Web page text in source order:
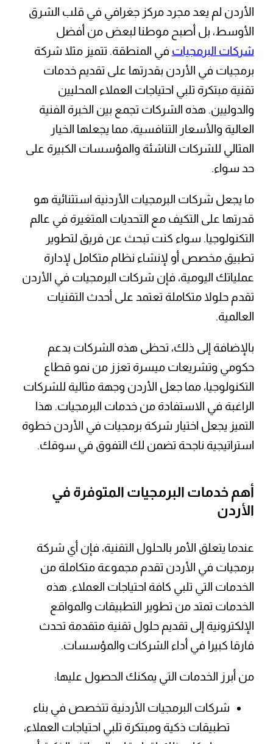
الأردن لم يعد مجرد مركز جغرافي في قلب الشرق
الأوسط، بل أصبح موطنا لبعض من أفضل
شركات البرمجيات في المنطقة. تتميز مثلا شركة
برمجيات في الأردن بقدرتها على تقديم خدمات
تقنية مبتكرة تلبي احتياجات العملاء المحليين
والدوليين. هذه الشركات تجمع بين الخبرة الفنية
العالية والأسعار التنافسية، مما يجعلها الخيار
المثالي للشركات الناشئة والمؤسسات الكبيرة على
حد سواء.
ما يجعل شركات البرمجيات الأردنية استثنائية هو
قدرتها على التكيف مع التحديات المتغيرة في عالم
التكنولوجيا. سواء كنت تبحث عن فريق لتطوير
تطبيق مخصص أو لإنشاء نظام متكامل لإدارة
عملياتك اليومية، فإن شركات البرمجيات في الأردن
تقدم حلولا متكاملة تعتمد على أحدث التقنيات
العالمية.
بالإضافة إلى ذلك، تحظى هذه الشركات بدعم
حكومي وتشريعات ميسرة تعزز من نمو قطاع
التكنولوجيا، مما جعل الأردن وجهة مثالية للشركات
الراغبة في الاستفادة من خدمات البرمجيات. هذا
التميز يجعل اختيار شركة برمجيات في الأردن خطوة
استراتيجية ناجحة تضمن لك التفوق في سوقك.
أهم خدمات البرمجيات المتوفرة في
الأردن
عندما يتعلق الأمر بالحلول التقنية، فإن أي شركة
برمجيات في الأردن تقدم مجموعة متكاملة من
الخدمات التي تلبي كافة احتياجات العملاء. هذه
الخدمات تمتد من تطوير التطبيقات والمواقع
الإلكترونية إلى تقديم حلول تقنية متقدمة تحدث
فارقا كبيرا في أداء الشركات والمؤسسات.
من أبرز الخدمات التي يمكنك الحصول عليها:
شركات البرمجيات الأردنية تتخصص في بناء
تطبيقات ذكية ومبتكرة تلبي احتياجات العملاء،